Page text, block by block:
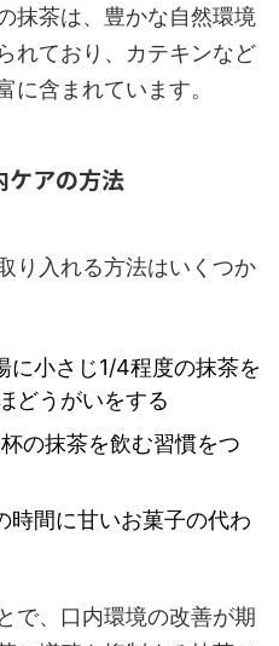
抹茶は、豊かな自然環境
れており、カテキンなど
に含まれています。
ケアの方法
り入れる方法はいくつか
に小さじ1/4程度の抹茶を
どうがいをする
杯の抹茶を飲む習慣をつ
時間に甘いお菓子の代わ
で、口内環境の改善が期